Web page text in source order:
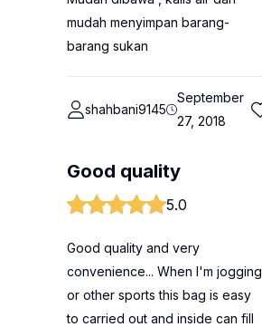
mudah menyimpan barang-
barang sukan
shahbani9145
September
27, 2018
Good quality
5.0
Good quality and very
convenience... When I'm jogging
or other sports this bag is easy
to carried out and inside can fill